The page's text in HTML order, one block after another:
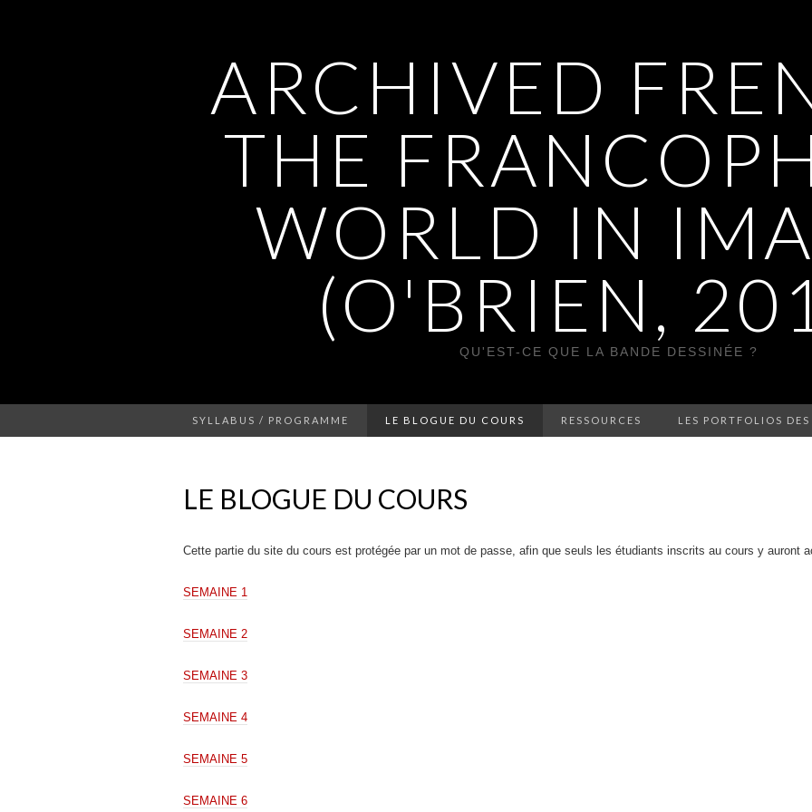
ARCHIVED
THE
WORLD IN
(O'BRIEN,
QU'EST-CE QUE LA BANDE DESSINÉE ?
SYLLABUS / PROGRAMME LE BLOGUE DU COURS RESSOURCES LES PORTFOLIOS
LE BLOGUE DU COURS
Cette partie du site du cours est protégée par un mot de passe, afin que seuls les étudiants inscrits au cours y auront
SEMAINE 1
SEMAINE 2
SEMAINE 3
SEMAINE 4
SEMAINE 5
SEMAINE 6